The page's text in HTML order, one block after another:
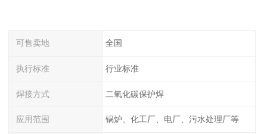
可售卖地 全国
执行标准 行业标准
焊接方式 二氧化碳保护焊
应用范围 锅炉、化工厂、电厂、污水处理厂等